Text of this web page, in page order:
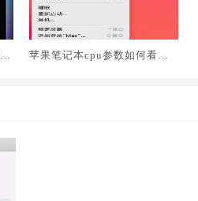
苹果笔记本cpu参数如何看